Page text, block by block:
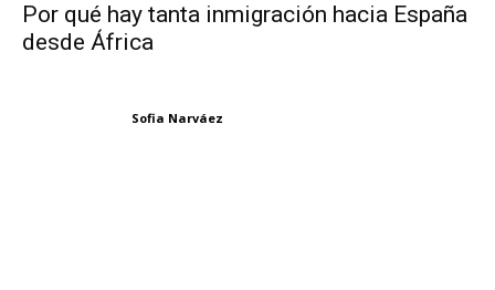
Por qué hay tanta inmigración hacia España
desde África
Sofia Narváez